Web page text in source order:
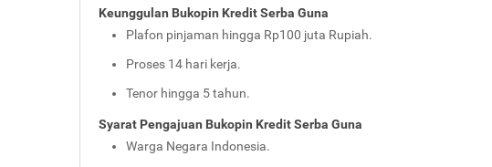
Keunggulan Bukopin Kredit Serba Guna
Plafon pinjaman hingga Rp100 juta Rupiah.
Proses 14 hari kerja.
Tenor hingga 5 tahun.
Syarat Pengajuan Bukopin Kredit Serba Guna
Warga Negara Indonesia.